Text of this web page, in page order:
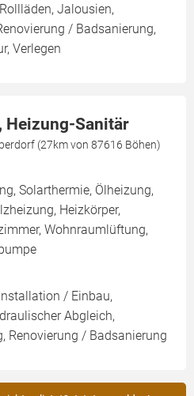
Jalousien,
/ Badsanierung,
Verlegen
Heizung-Sanitär
(27km von 87616 Böhen)
Solarthermie, Ölheizung,
Heizkörper,
Wohnraumlüftung,
/ Einbau,
Abgleich,
Renovierung / Badsanierung